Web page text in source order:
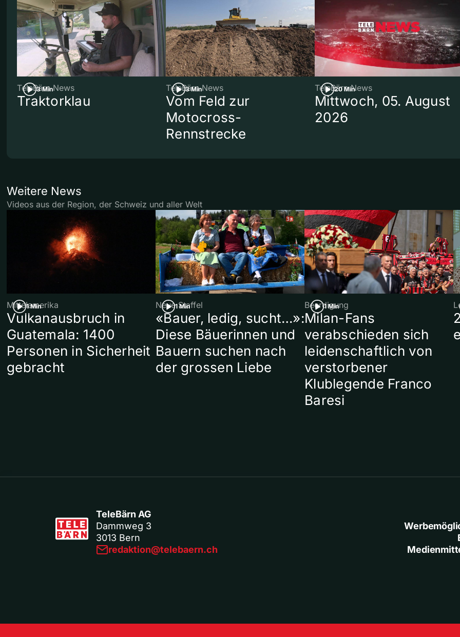
3 Min
TeleBärn News
Traktorklau
3 Min
TeleBärn News
Vom Feld zur
Motocross-
Rennstrecke
20 Min
TeleBärn News
Mittwoch, 05. August
2026
Weitere News
Videos aus der Region, der Schweiz und aller Welt
1 Min
Mittelamerika
Vulkanausbruch in
Guatemala: 1400
Personen in Sicherheit
gebracht
1 Min
Neue Staffel
«Bauer, ledig, sucht…»:
Diese Bäuerinnen und
Bauern suchen nach
der grossen Liebe
1 Min
Beerdigung
Milan-Fans
verabschieden sich
leidenschaftlich von
verstorbener
Klublegende Franco
Baresi
TeleBärn AG
Dammweg 3
3013 Bern
redaktion@telebaern.ch